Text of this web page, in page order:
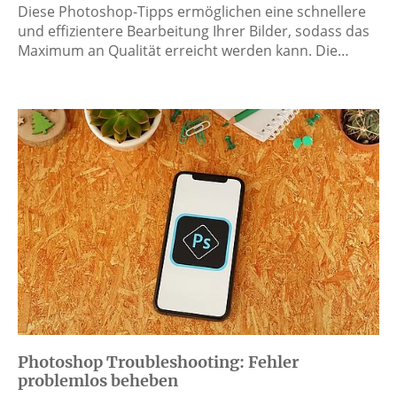
Diese Photoshop-Tipps ermöglichen eine schnellere
und effizientere Bearbeitung Ihrer Bilder, sodass das
Maximum an Qualität erreicht werden kann. Die…
Photoshop Troubleshooting: Fehler
problemlos beheben